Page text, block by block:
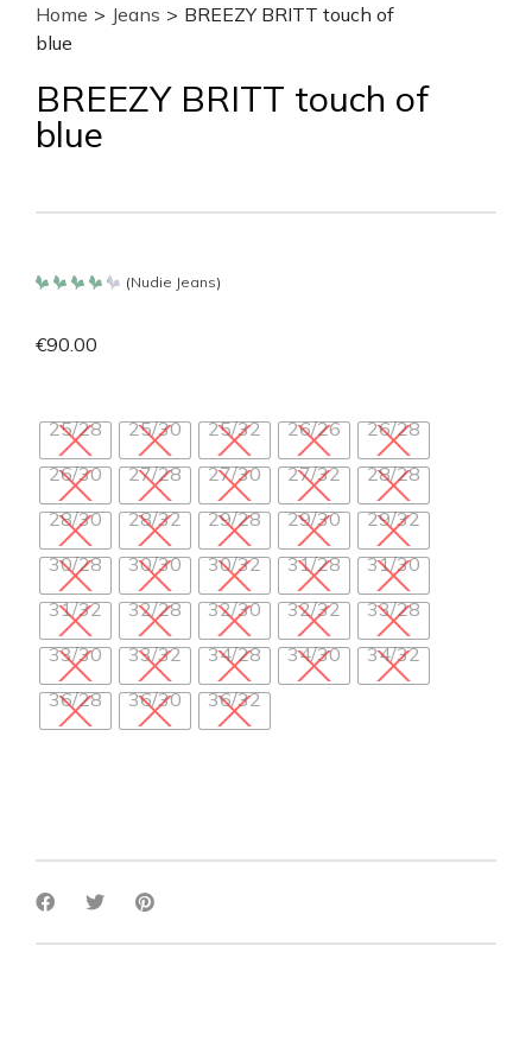
Home > Jeans > BREEZY BRITT touch of
blue
BREEZY BRITT touch of
blue
von 5
(Nudie Jeans)
€90.00
25/28 25/30 25/32 26/26
26/28
26/30
27/28 27/30 27/32
28/28
28/30
28/32 29/28 29/30
29/32
30/28
30/30 30/32 31/28
31/30
31/32
32/28 32/30 32/32
33/28
33/30
33/32 34/28 34/30
34/32
36/28
36/30 36/32